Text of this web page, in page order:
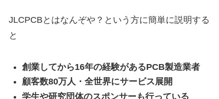
JLCPCBとはなんぞや？という方に簡単に説明する
と
創業してから16年の経験があるPCB製造業者
顧客数80万人・全世界にサービス展開
学生や研究団体のスポンサーも行っている